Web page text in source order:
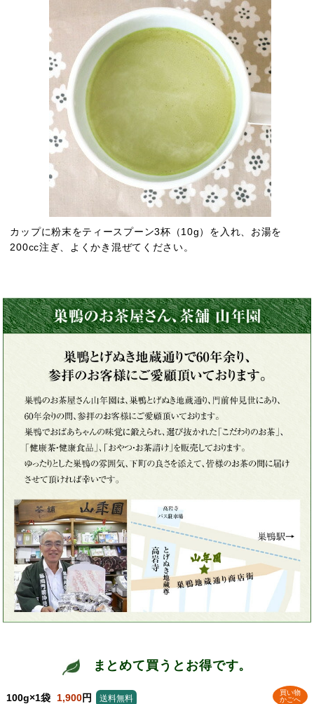
カップに粉末をティースプーン3杯（10g）を入れ、お湯を
200cc注ぎ、よくかき混ぜてください。
まとめて買うとお得です。
100g×1袋 1,900円
買い物
かごへ
送料無料